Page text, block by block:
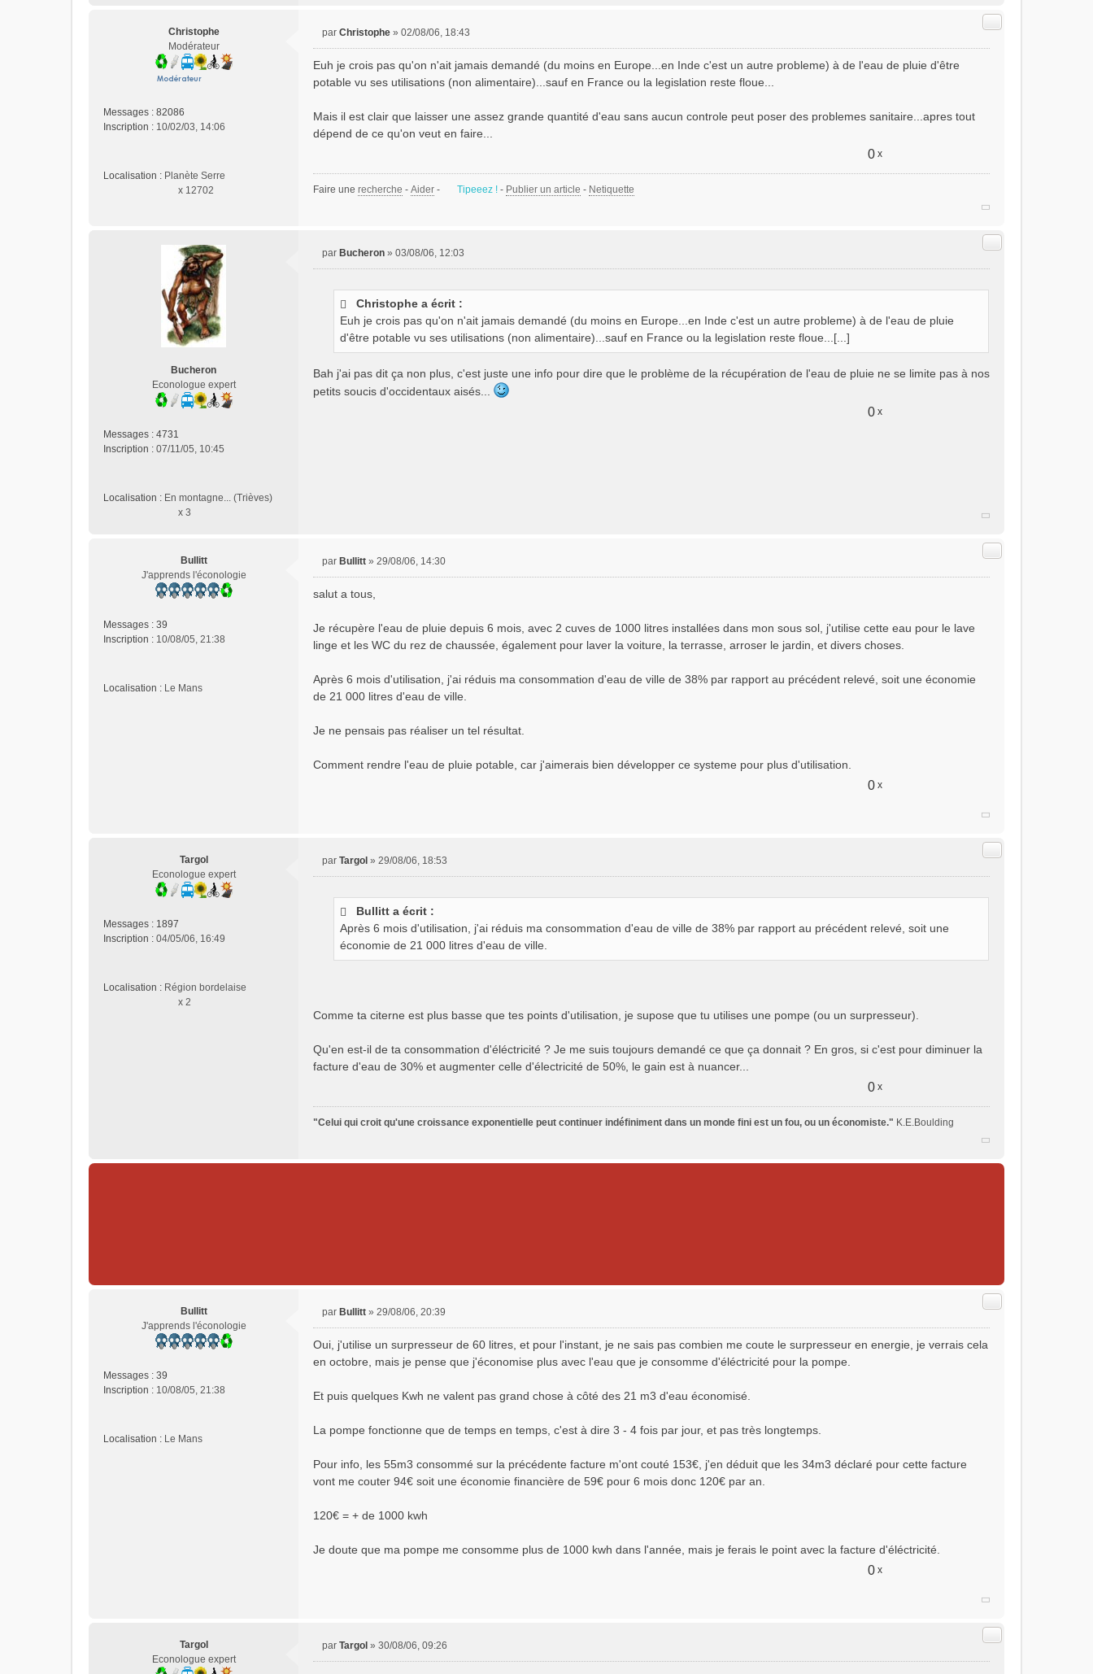
Christophe
Modérateur
Messages : 82086
Inscription : 10/02/03, 14:06
Localisation : Planète Serre
x 12702
Citer
s
s
g
e
n
l
par Christophe » 02/08/06, 18:43
Euh je crois pas qu'on n'ait jamais demandé (du moins en Europe...en Inde c'est un autre probleme) à de l'eau de pluie d'être
potable vu ses utilisations (non alimentaire)...sauf en France ou la legislation reste floue...
Mais il est clair que laisser une assez grande quantité d'eau sans aucun controle peut poser des problemes sanitaire...apres tout
dépend de ce qu'on veut en faire...
0 x
Faire une recherche - Aider - Tipeeez ! - Publier un article - Netiquette
Bucheron
Econologue expert
Messages : 4731
Inscription : 07/11/05, 10:45
Localisation : En montagne... (Trièves)
x 3
Citer
o
n
par Bucheron » 03/08/06, 12:03
Christophe a écrit :
Euh je crois pas qu'on n'ait jamais demandé (du moins en Europe...en Inde c'est un autre probleme) à de l'eau de pluie
d'être potable vu ses utilisations (non alimentaire)...sauf en France ou la legislation reste floue...[...]
Bah j'ai pas dit ça non plus, c'est juste une info pour dire que le problème de la récupération de l'eau de pluie ne se limite pas à nos
petits soucis d'occidentaux aisés...
0 x
Bullitt
J'apprends l'éconologie
Messages : 39
Inscription : 10/08/05, 21:38
Localisation : Le Mans
Citer
s
a
g
o
n
u
par Bullitt » 29/08/06, 14:30
salut a tous,
Je récupère l'eau de pluie depuis 6 mois, avec 2 cuves de 1000 litres installées dans mon sous sol, j'utilise cette eau pour le lave
linge et les WC du rez de chaussée, également pour laver la voiture, la terrasse, arroser le jardin, et divers choses.
Après 6 mois d'utilisation, j'ai réduis ma consommation d'eau de ville de 38% par rapport au précédent relevé, soit une économie
de 21 000 litres d'eau de ville.
Je ne pensais pas réaliser un tel résultat.
Comment rendre l'eau de pluie potable, car j'aimerais bien développer ce systeme pour plus d'utilisation.
0 x
Targol
Econologue expert
Messages : 1897
Inscription : 04/05/06, 16:49
Localisation : Région bordelaise
x 2
Citer
l
par Targol » 29/08/06, 18:53
Bullitt a écrit :
Après 6 mois d'utilisation, j'ai réduis ma consommation d'eau de ville de 38% par rapport au précédent relevé, soit une
économie de 21 000 litres d'eau de ville.
Comme ta citerne est plus basse que tes points d'utilisation, je supose que tu utilises une pompe (ou un surpresseur).
Qu'en est-il de ta consommation d'éléctricité ? Je me suis toujours demandé ce que ça donnait ? En gros, si c'est pour diminuer la
facture d'eau de 30% et augmenter celle d'électricité de 50%, le gain est à nuancer...
0 x
"Celui qui croit qu'une croissance exponentielle peut continuer indéfiniment dans un monde fini est un fou, ou un économiste." K.E.Boulding
Bullitt
J'apprends l'éconologie
Messages : 39
Inscription : 10/08/05, 21:38
Localisation : Le Mans
Citer
s
s
g
l
u
par Bullitt » 29/08/06, 20:39
Oui, j'utilise un surpresseur de 60 litres, et pour l'instant, je ne sais pas combien me coute le surpresseur en energie, je verrais cela
en octobre, mais je pense que j'économise plus avec l'eau que je consomme d'éléctricité pour la pompe.
Et puis quelques Kwh ne valent pas grand chose à côté des 21 m3 d'eau économisé.
La pompe fonctionne que de temps en temps, c'est à dire 3 - 4 fois par jour, et pas très longtemps.
Pour info, les 55m3 consommé sur la précédente facture m'ont couté 153€, j'en déduit que les 34m3 déclaré pour cette facture
vont me couter 94€ soit une économie financière de 59€ pour 6 mois donc 120€ par an.
120€ = + de 1000 kwh
Je doute que ma pompe me consomme plus de 1000 kwh dans l'année, mais je ferais le point avec la facture d'éléctricité.
0 x
Targol
Econologue expert
Citer
par Targol » 30/08/06, 09:26